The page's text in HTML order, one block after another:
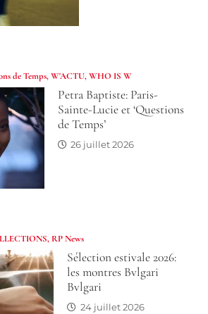
de Temps,W'ACTU,WHO IS W
Petra Baptiste: Paris-
Sainte-Lucie et ‘Questions
de Temps’
26 juillet 2026
, RP News
Sélection estivale 2026:
les montres Bvlgari
Bvlgari
24 juillet 2026